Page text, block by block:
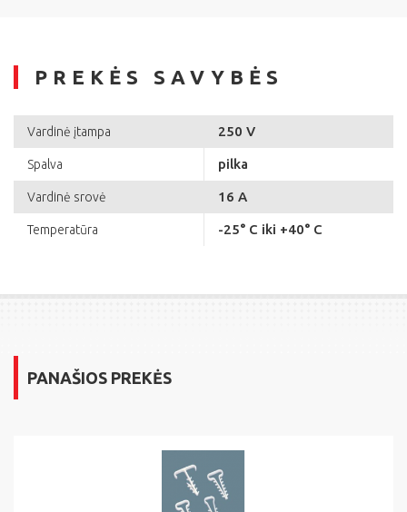
PREKĖS SAVYBĖS
Vardinė įtampa 250 V
Spalva pilka
Vardinė srovė 16 A
Temperatūra -25° C iki +40° C
PANAŠIOS PREKĖS